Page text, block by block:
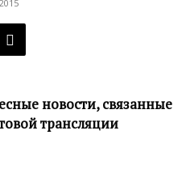
новости, связанные
трансляции